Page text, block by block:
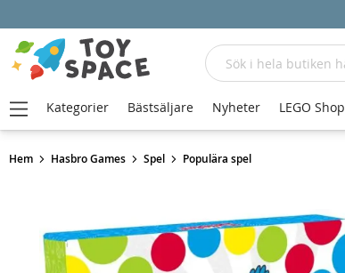
Hem Hasbro Games Spel Populära spel
Sök
Kategorier Bästsäljare Nyheter LEGO Shop